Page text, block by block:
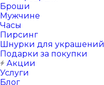
Броши
Мужчине
Часы
Пирсинг
Шнурки для украшений
Подарки за покупки
Акции
Услуги
Блог